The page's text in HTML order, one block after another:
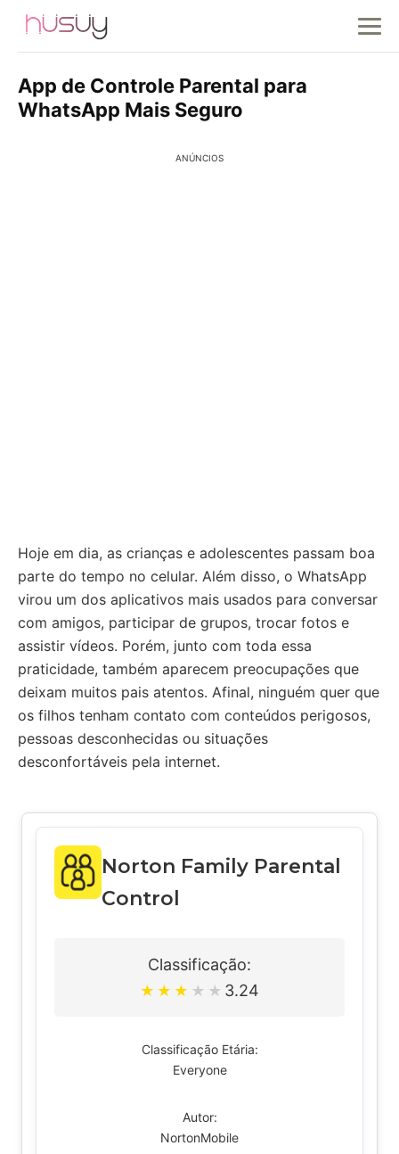
App de Controle Parental para
WhatsApp Mais Seguro
ANÚNCIOS
Hoje em dia, as crianças e adolescentes passam boa
parte do tempo no celular. Além disso, o WhatsApp
virou um dos aplicativos mais usados para conversar
com amigos, participar de grupos, trocar fotos e
assistir vídeos. Porém, junto com toda essa
praticidade, também aparecem preocupações que
deixam muitos pais atentos. Afinal, ninguém quer que
os filhos tenham contato com conteúdos perigosos,
pessoas desconhecidas ou situações
desconfortáveis pela internet.
Norton Family Parental
Control
Classificação:
★ ★ ★ ★ ★ 3.24
Classificação Etária:
Everyone
Autor:
NortonMobile